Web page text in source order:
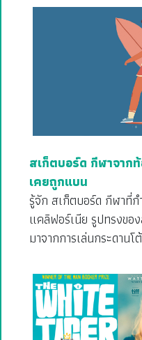
สเก็ตบอร์ด กีฬาจาก
เคยถูกแบน
รู้จัก สเก็ตบอร์ด กีฬาที่
แคลิฟอร์เนีย รูปทรงขอ
มาจากการเล่นกระดาน